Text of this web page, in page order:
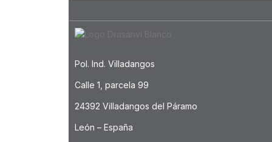
Pol. Ind. Villadangos
Calle 1, parcela 99
24392 Villadangos del Páramo
León – España